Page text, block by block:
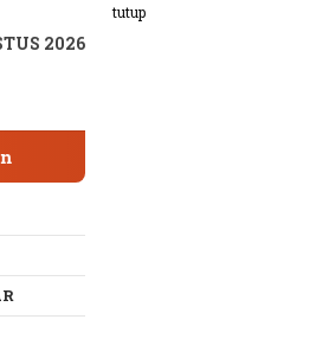
tutup
2026
Jalani Revalidasi UNESCO